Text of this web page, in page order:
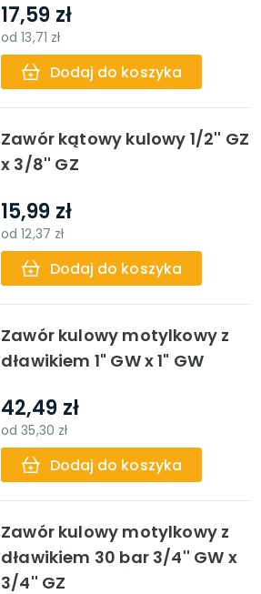
17,59 zł
od13,71 zł
Dodaj do koszyka
Zawór kątowy kulowy 1/2'' GZ
x 3/8'' GZ
15,99 zł
od12,37 zł
Dodaj do koszyka
Zawór kulowy motylkowy z
dławikiem 1" GW x 1" GW
42,49 zł
od35,30 zł
Dodaj do koszyka
Zawór kulowy motylkowy z
dławikiem 30 bar 3/4'' GW x
3/4'' GZ